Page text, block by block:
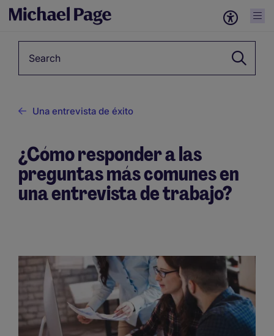
Una entrevista de éxito
¿Cómo responder a las
preguntas más comunes en
una entrevista de trabajo?